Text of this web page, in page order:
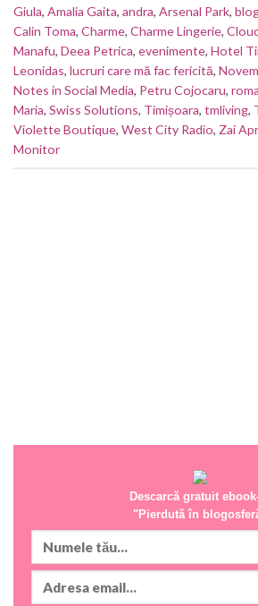
Giula, Amalia Gaita, andra, Arsenal Park,
Calin Toma, Charme, Charme Lingerie,
Manafu, Deea Petrica, evenimente, Hotel
Leonidas, lucruri care mă fac fericită,
Notes in Social Media, Petru Cojocaru,
Maria, Swiss Solutions, Timișoara, tmliving,
Violette Boutique, West City Radio, Zai
Monitor
Descarcă gratuit
"Pierdută în